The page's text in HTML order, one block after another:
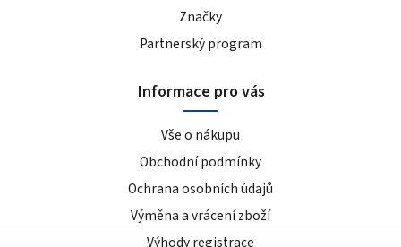
Značky
Partnerský program
Informace pro vás
Vše o nákupu
Obchodní podmínky
Ochrana osobních údajů
Výměna a vrácení zboží
Výhody registrace